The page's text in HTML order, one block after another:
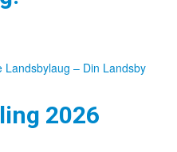
– Din Landsby
2026